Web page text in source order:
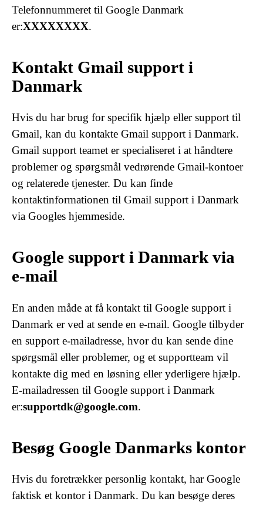
Telefonnummeret til Google Danmark
er:XXXXXXXX.
Kontakt Gmail support i
Danmark
Hvis du har brug for specifik hjælp eller support til
Gmail, kan du kontakte Gmail support i Danmark.
Gmail support teamet er specialiseret i at håndtere
problemer og spørgsmål vedrørende Gmail-kontoer
og relaterede tjenester. Du kan finde
kontaktinformationen til Gmail support i Danmark
via Googles hjemmeside.
Google support i Danmark via
e-mail
En anden måde at få kontakt til Google support i
Danmark er ved at sende en e-mail. Google tilbyder
en support e-mailadresse, hvor du kan sende dine
spørgsmål eller problemer, og et supportteam vil
kontakte dig med en løsning eller yderligere hjælp.
E-mailadressen til Google support i Danmark
er:supportdk@google.com.
Besøg Google Danmarks kontor
Hvis du foretrækker personlig kontakt, har Google
faktisk et kontor i Danmark. Du kan besøge deres